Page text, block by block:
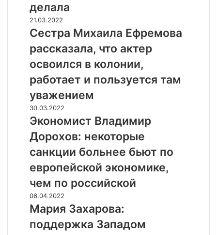
р
а
в
с
л
в
и
е
п
р
е
л
а
а
ю
т
р
:
Н
у
л
а
д
з
я
в
л
е
н
и
о
п
р
к
а
делала
С
е
т
р
а
М
и
х
а
и
л
а
Е
р
е
м
о
в
а
21.03.2022
Сестра Михаила Ефремова
рассказала, что актер
освоился в колонии,
работает и пользуется там
уважением
Э
к
н
о
м
и
с
В
л
д
30.03.2022
Экономист Владимир
Дорохов: некоторые
санкции больнее бьют по
европейской экономике,
чем по российской
М
а
06.04.2022
Мария Захарова:
поддержка Западом